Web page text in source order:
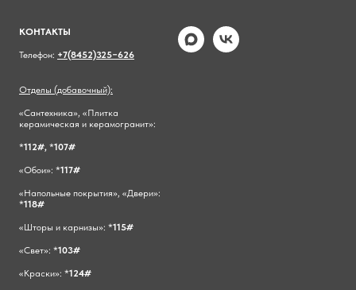
КОНТАКТЫ
Телефон: +7(8452)325−626
Отделы (добавочный):
«Сантехника», «Плитка
керамическая и керамогранит»:
*112#, *107#
«Обои»: *117#
«Напольные покрытия», «Двери»:
*118#
«Шторы и карнизы»: *115#
«Свет»: *103#
«Краски»: *124#